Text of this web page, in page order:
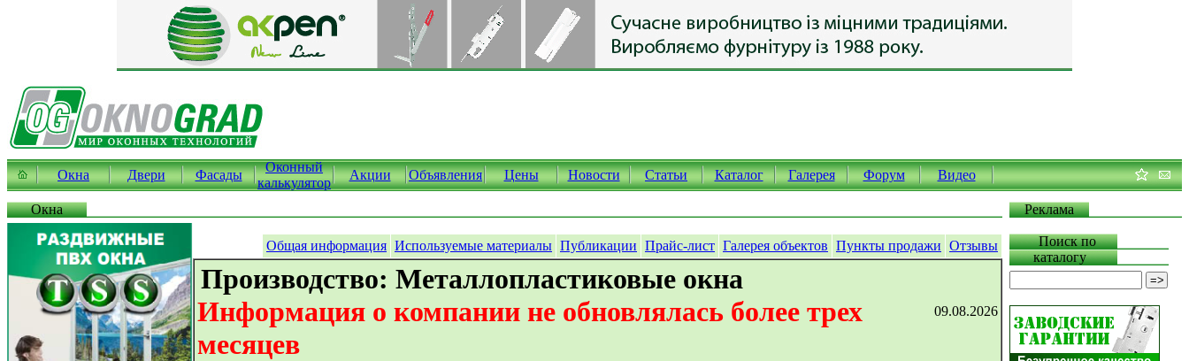
Окна Двери Фасады
Оконный
калькулятор
Акции Объявления Цены Новости Статьи Каталог Галерея Форум Видео
Окна Реклама
Общая информация Используемые материалы Публикации Прайс-лист Галерея объектов Пункты продажи Отзывы
Производство: Металлопластиковые окна
Информация о компании не обновлялась более трех
месяцев
09.08.2026
Поиск по
каталогу